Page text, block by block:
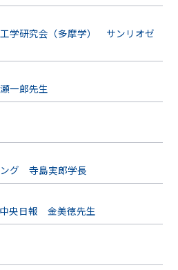
学研究会（多摩学） サンリオゼ
一郎先生
ング 寺島実郎学長
央日報 金美徳先生